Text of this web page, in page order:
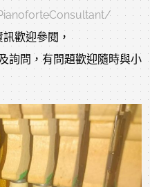
歡迎參閱，
詢問，有問題歡迎隨時與小